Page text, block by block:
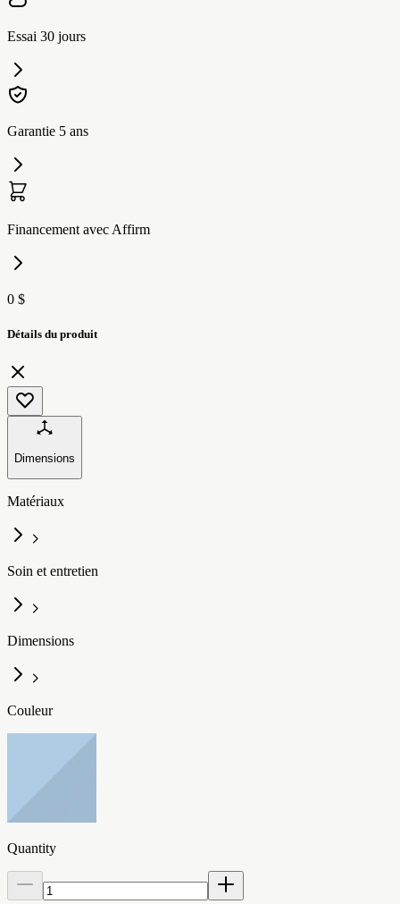
Essai 30 jours
Garantie 5 ans
Financement avec Affirm
0 $
Détails du produit
Dimensions
Matériaux
Soin et entretien
Dimensions
Couleur
Quantity